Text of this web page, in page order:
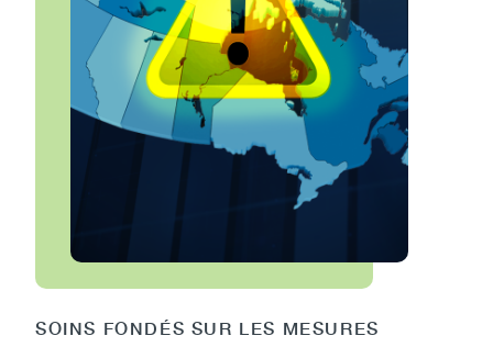
SOINS FONDÉS SUR LES MESURES